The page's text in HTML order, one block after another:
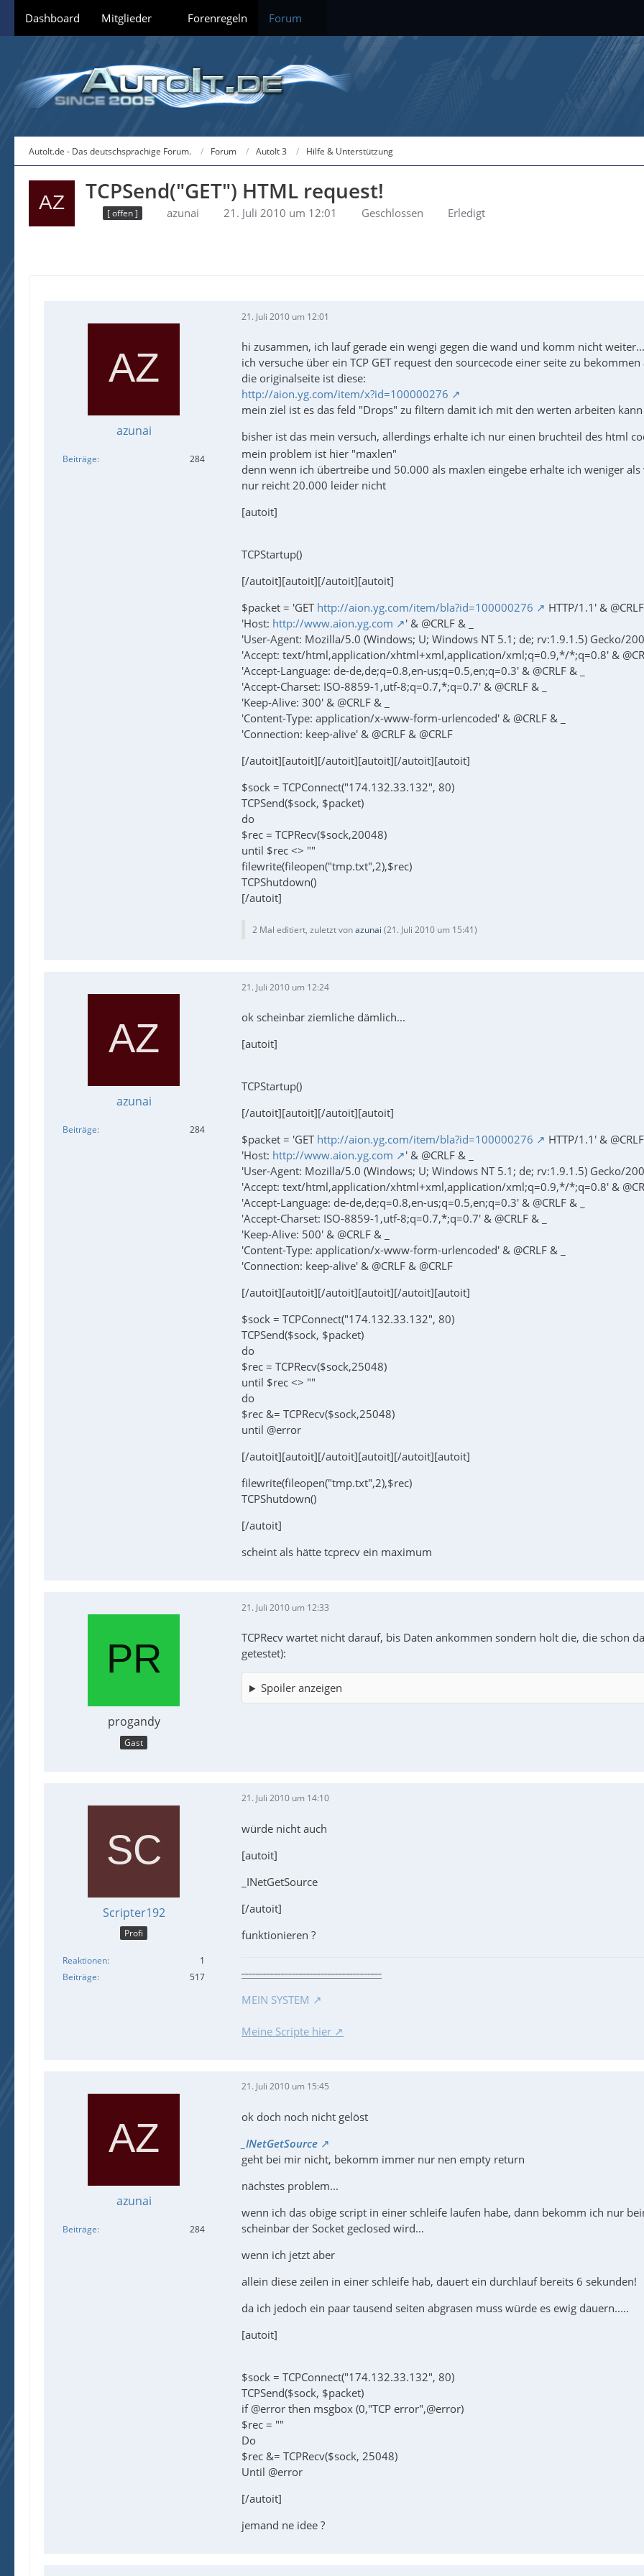
Dashboard Mitglieder Forenregeln Forum
AutoIt.de - Das deutschsprachige Forum. Forum AutoIt 3 Hilfe & Unterstützung
TCPSend("GET") HTML request!
[ offen ] azunai 21. Juli 2010 um 12:01 Geschlossen Erledigt
azunai
Beiträge 284
21. Juli 2010 um 12:01
hi zusammen, ich lauf gerade ein wengi gegen die wand und komm nicht weiter...
ich versuche über ein TCP GET request den sourcecode einer seite zu
die originalseite ist diese:
http://aion.yg.com/item/x?id=100000276
mein ziel ist es das feld "Drops" zu filtern damit ich mit den werten arbeiten kann
bisher ist das mein versuch, allerdings erhalte ich nur einen bruchteil des html
mein problem ist hier "maxlen"
denn wenn ich übertreibe und 50.000 als maxlen eingebe erhalte ich weniger
nur reicht 20.000 leider nicht
[autoit]
TCPStartup()
[/autoit][autoit][/autoit][autoit]
$packet = 'GET http://aion.yg.com/item/bla?id=100000276
HTTP/1.1' &
'Host: http://www.aion.yg.com
' & @CRLF & _
'User-Agent: Mozilla/5.0 (Windows; U; Windows NT 5.1; de; rv:1.9.1.5) Gecko/
'Accept: text/html,application/xhtml+xml,application/xml;q=0.9,*/*;q=0.8' &
'Accept-Language: de-de,de;q=0.8,en-us;q=0.5,en;q=0.3' & @CRLF & _
'Accept-Charset: ISO-8859-1,utf-8;q=0.7,*;q=0.7' & @CRLF & _
'Keep-Alive: 300' & @CRLF & _
'Content-Type: application/x-www-form-urlencoded' & @CRLF & _
'Connection: keep-alive' & @CRLF & @CRLF
[/autoit][autoit][/autoit][autoit][/autoit][autoit]
$sock = TCPConnect("174.132.33.132", 80)
TCPSend($sock, $packet)
do
$rec = TCPRecv($sock,20048)
until $rec <> ""
filewrite(fileopen("tmp.txt",2),$rec)
TCPShutdown()
[/autoit]
2 Mal editiert, zuletzt vonazunai (21. Juli 2010 um 15:41)
azunai
Beiträge 284
21. Juli 2010 um 12:24
ok scheinbar ziemliche dämlich...
[autoit]
TCPStartup()
[/autoit][autoit][/autoit][autoit]
$packet = 'GET http://aion.yg.com/item/bla?id=100000276
HTTP/1.1' &
'Host: http://www.aion.yg.com
' & @CRLF & _
'User-Agent: Mozilla/5.0 (Windows; U; Windows NT 5.1; de; rv:1.9.1.5) Gecko/
'Accept: text/html,application/xhtml+xml,application/xml;q=0.9,*/*;q=0.8' &
'Accept-Language: de-de,de;q=0.8,en-us;q=0.5,en;q=0.3' & @CRLF & _
'Accept-Charset: ISO-8859-1,utf-8;q=0.7,*;q=0.7' & @CRLF & _
'Keep-Alive: 500' & @CRLF & _
'Content-Type: application/x-www-form-urlencoded' & @CRLF & _
'Connection: keep-alive' & @CRLF & @CRLF
[/autoit][autoit][/autoit][autoit][/autoit][autoit]
$sock = TCPConnect("174.132.33.132", 80)
TCPSend($sock, $packet)
do
$rec = TCPRecv($sock,25048)
until $rec <> ""
do
$rec &= TCPRecv($sock,25048)
until @error
[/autoit][autoit][/autoit][autoit][/autoit][autoit]
filewrite(fileopen("tmp.txt",2),$rec)
TCPShutdown()
[/autoit]
scheint als hätte tcprecv ein maximum
progandy
Gast
21. Juli 2010 um 12:33
TCPRecv wartet nicht darauf, bis Daten ankommen sondern holt die, die schon
getestet):
Spoiler anzeigen
Scripter192
Profi
Reaktionen
1
Beiträge
517
21. Juli 2010 um 14:10
würde nicht auch
[autoit]
_INetGetSource
[/autoit]
funktionieren ?
---------------------------------------
MEIN SYSTEM
Meine Scripte hier
azunai
Beiträge 284
21. Juli 2010 um 15:45
ok doch noch nicht gelöst
_INetGetSource
geht bei mir nicht, bekomm immer nur nen empty return
nächstes problem...
wenn ich das obige script in einer schleife laufen habe, dann bekomm ich nur
scheinbar der Socket geclosed wird...
wenn ich jetzt aber
allein diese zeilen in einer schleife hab, dauert ein durchlauf bereits 6 sekunden!
da ich jedoch ein paar tausend seiten abgrasen muss würde es ewig dauern.....
[autoit]
$sock = TCPConnect("174.132.33.132", 80)
TCPSend($sock, $packet)
if @error then msgbox (0,"TCP error",@error)
$rec = ""
Do
$rec &= TCPRecv($sock, 25048)
Until @error
[/autoit]
jemand ne idee ?